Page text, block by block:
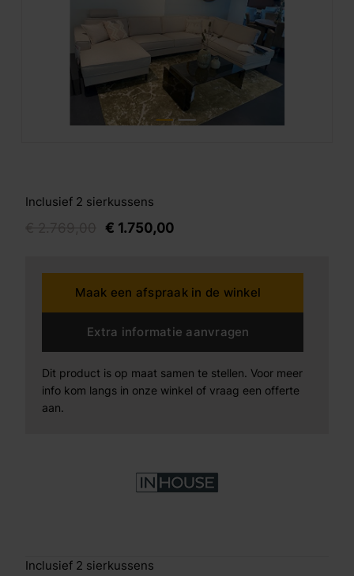
Inclusief 2 sierkussens
€ 1.750,00
Maak een afspraak in de winkel
Extra informatie aanvragen
Dit product is op maat samen te stellen. Voor meer
info kom langs in onze winkel of vraag een offerte
aan.
Inclusief 2 sierkussens